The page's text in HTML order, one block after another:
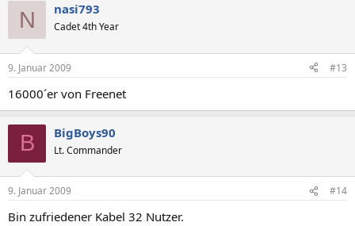
N nasi793
Cadet 4th Year
9. Januar 2009 #13
16000´er von Freenet
B BigBoys90
Lt. Commander
9. Januar 2009 #14
Bin zufriedener Kabel 32 Nutzer.